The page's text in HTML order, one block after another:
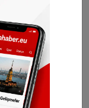
pil türleri için
E-scooter gibi
daha
etki ve geri